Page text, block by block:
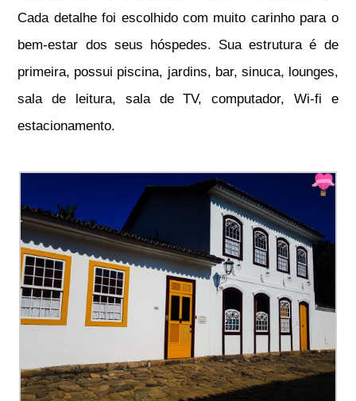
Cada detalhe foi escolhido com muito carinho para o
bem-estar dos seus hóspedes. Sua estrutura é de
primeira, possui piscina, jardins, bar, sinuca, lounges,
sala de leitura, sala de TV, computador, Wi-fi e
estacionamento.